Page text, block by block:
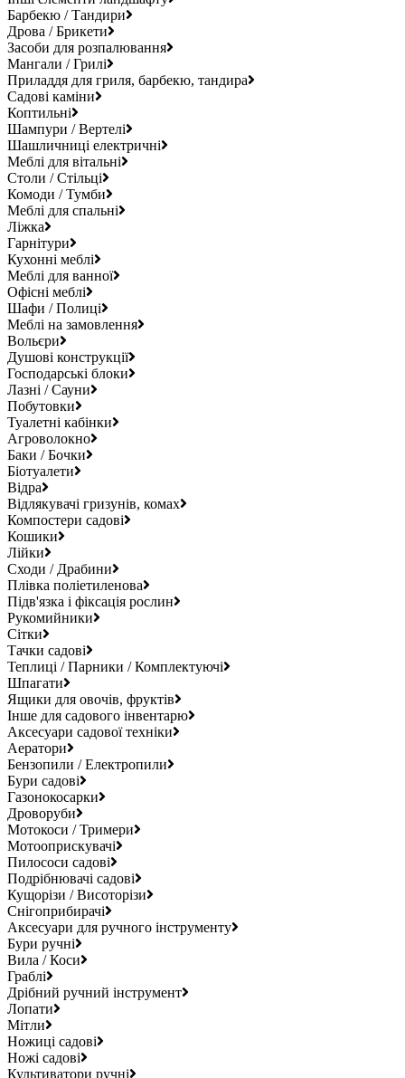
Барбекю / Тандири
Дрова / Брикети
Засоби для розпалювання
Мангали / Грилі
Приладдя для гриля, барбекю, тандира
Садові каміни
Коптильні
Шампури / Вертелі
Шашличниці електричні
Меблі для вітальні
Столи / Стільці
Комоди / Тумби
Меблі для спальні
Ліжка
Гарнітури
Кухонні меблі
Меблі для ванної
Офісні меблі
Шафи / Полиці
Меблі на замовлення
Вольєри
Душові конструкції
Господарські блоки
Лазні / Сауни
Побутовки
Туалетні кабінки
Агроволокно
Баки / Бочки
Біотуалети
Відра
Відлякувачі гризунів, комах
Компостери садові
Кошики
Лійки
Сходи / Драбини
Плівка поліетиленова
Підв'язка і фіксація рослин
Рукомийники
Сітки
Тачки садові
Теплиці / Парники / Комплектуючі
Шпагати
Ящики для овочів, фруктів
Інше для садового інвентарю
Аксесуари садової техніки
Аератори
Бензопили / Електропили
Бури садові
Газонокосарки
Дроворуби
Мотокоси / Тримери
Мотооприскувачі
Пилососи садові
Подрібнювачі садові
Кущорізи / Висоторізи
Снігоприбирачі
Аксесуари для ручного інструменту
Бури ручні
Вила / Коси
Граблі
Дрібний ручний інструмент
Лопати
Мітли
Ножиці садові
Ножі садові
Культиватори ручні